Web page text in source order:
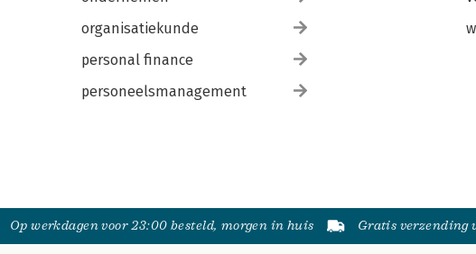
organisatiekunde
personal finance
personeelsmanagement
Op werkdagen voor 23:00 besteld, morgen in huis Gratis verzending